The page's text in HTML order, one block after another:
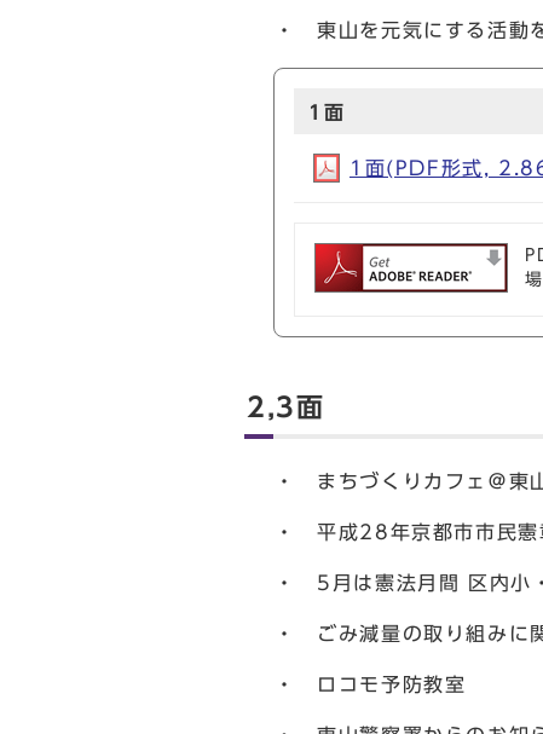
・ 東山を
1面
1面(PDF形式,
2,3面
・ まちづくりカフェ＠東
・ 平成28年京都市市民憲
・ 5月は憲法月間 区内小
・ ごみ減量の取り組みに
・ ロコモ予防教室